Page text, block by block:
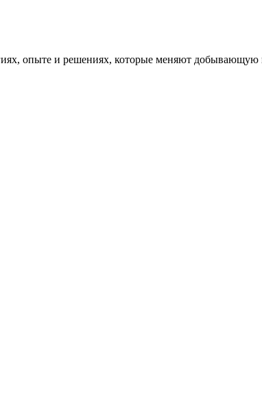
опыте и решениях, которые меняют